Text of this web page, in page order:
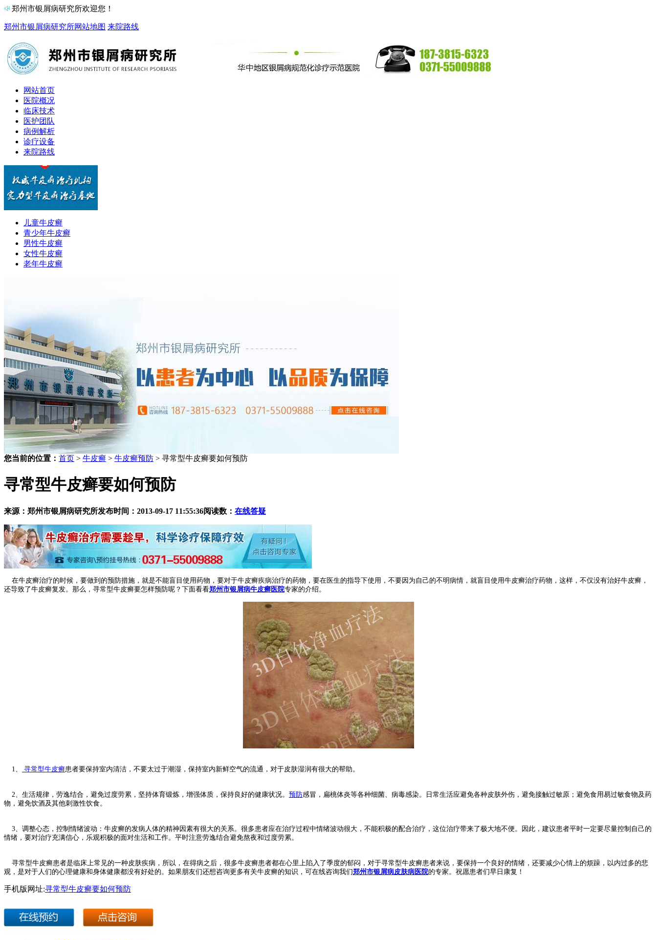
郑州市银屑病研究所欢迎您！
郑州市银屑病研究所网站地图 来院路线
网站首页
医院概况
临床技术
医护团队
病例解析
诊疗设备
来院路线
儿童牛皮癣
青少年牛皮癣
男性牛皮癣
女性牛皮癣
老年牛皮癣
您当前的位置： 首页 > 牛皮癣 > 牛皮癣预防 > 寻常型牛皮癣要如何预防
寻常型牛皮癣要如何预防
来源：郑州市银屑病研究所发布时间：2013-09-17 11:55:36阅读数： 在线答疑
在牛皮癣治疗的时候，要做到的预防措施，就是不能盲目使用药物，要对于牛皮癣疾病治疗的药物，要在医生的指导下使用，不要因为自己的不明病情，就盲目使用牛皮癣治疗药物，这样，不仅没有治好牛皮癣，
还导致了牛皮癣复发。那么，寻常型牛皮癣要怎样预防呢？下面看看郑州市银屑病牛皮癣医院专家的介绍。
1、 寻常型牛皮癣患者要保持室内清洁，不要太过于潮湿，保持室内新鲜空气的流通，对于皮肤湿润有很大的帮助。
2、生活规律，劳逸结合，避免过度劳累，坚持体育锻炼，增强体质，保持良好的健康状况。 预防感冒，扁桃体炎等各种细菌、病毒感染。日常生活应避免各种皮肤外伤，避免接触过敏原；避免食用易过敏食物及药
物，避免饮酒及其他刺激性饮食。
3、调整心态，控制情绪波动：牛皮癣的发病人体的精神因素有很大的关系。很多患者应在治疗过程中情绪波动很大，不能积极的配合治疗，这位治疗带来了极大地不便。因此，建议患者平时一定要尽量控制自己的
情绪，要对治疗充满信心，乐观积极的面对生活和工作。平时注意劳逸结合避免熬夜和过度劳累。
寻常型牛皮癣患者是临床上常见的一种皮肤疾病，所以，在得病之后，很多牛皮癣患者都在心里上陷入了季度的郁闷，对于寻常型牛皮癣患者来说，要保持一个良好的情绪，还要减少心情上的烦躁，以内过多的悲
观，是对于人们的心理健康和身体健康都没有好处的。如果朋友们还想咨询更多有关牛皮癣的知识，可在线咨询我们郑州市银屑病皮肤病医院的专家。祝愿患者们早日康复！
手机版网址:寻常型牛皮癣要如何预防